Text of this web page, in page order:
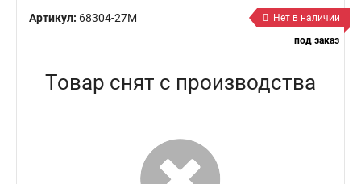
Артикул: 68304-27М
Нет в наличии
под заказ
Товар снят с производства